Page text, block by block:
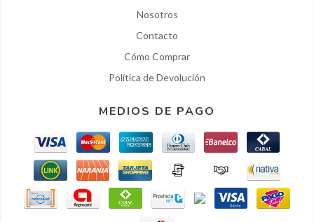
Nosotros
Contacto
Cómo Comprar
Política de Devolución
MEDIOS DE PAGO